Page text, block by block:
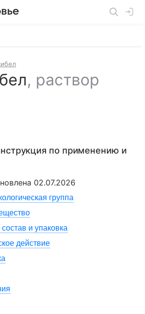
, раствор
по применению и
02.07.2026
группа
и упаковка
действие